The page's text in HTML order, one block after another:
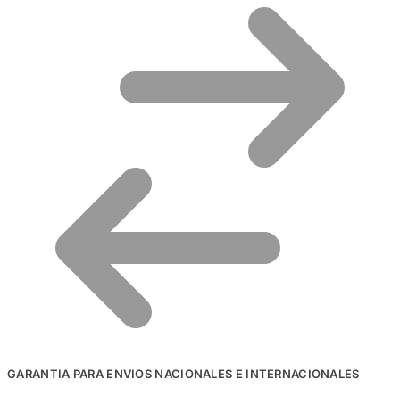
GARANTIA PARA ENVIOS NACIONALES E INTERNACIONALES